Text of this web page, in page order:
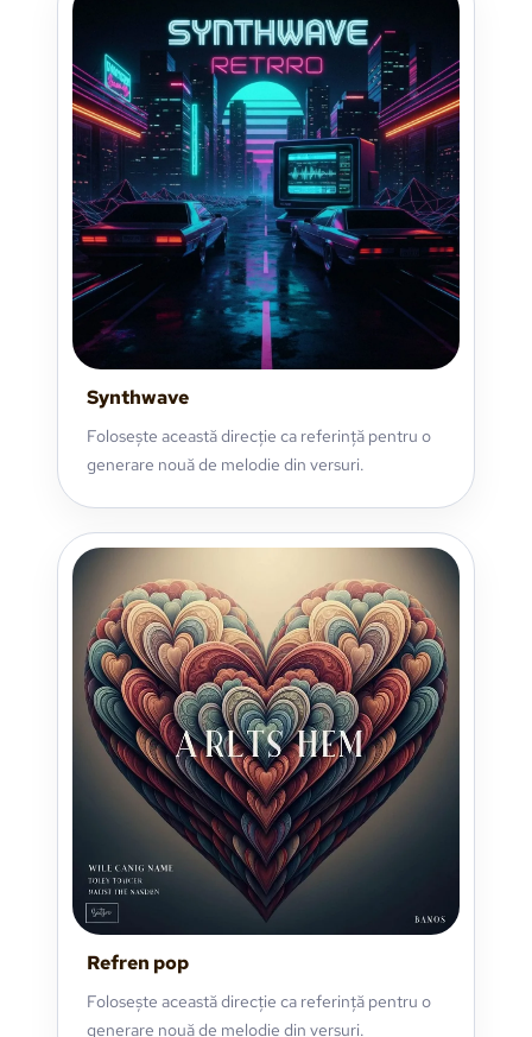
Synthwave
Folosește această direcție ca referință pentru o
generare nouă de melodie din versuri.
Refren pop
Folosește această direcție ca referință pentru o
generare nouă de melodie din versuri.